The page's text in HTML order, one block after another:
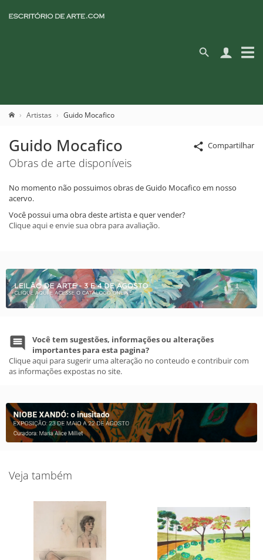
Artistas Guido Mocafico
Compartilhar
Guido Mocafico
Obras de arte disponíveis
No momento não possuimos obras de Guido Mocafico em nosso
acervo.
Você possui uma obra deste artista e quer vender?
Clique aqui e envie sua obra para avaliação.
Você tem sugestões, informações ou alterações
importantes para esta pagina?
Clique aqui para sugerir uma alteração no conteudo e contribuir com
as informações expostas no site.
Veja também